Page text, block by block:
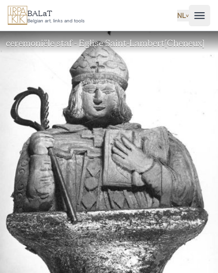
Ga naar hoofdinhoud
BALaT
Belgian art, links and tools
NL˅
ceremoniële staf - Eglise Saint-Lambert[Cheneux]